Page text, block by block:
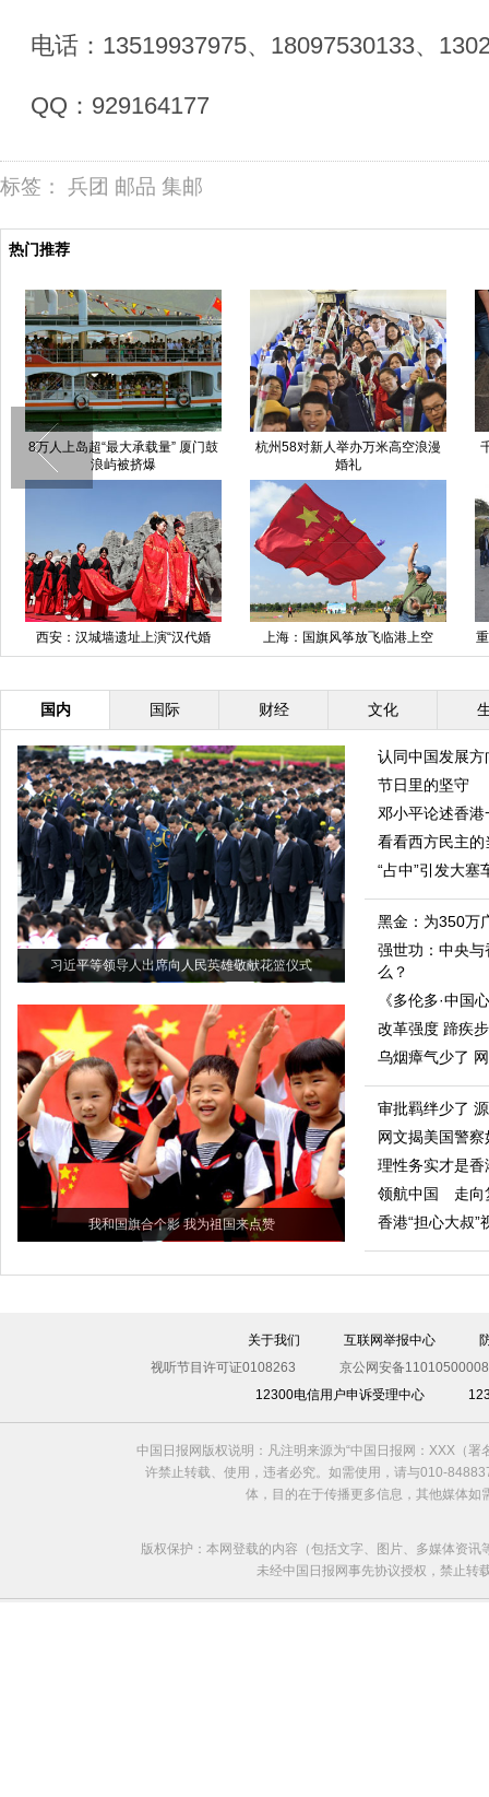
电话：13519937975、18097530133、
QQ：929164177
标签： 兵团 邮品 集邮
热门推荐
山东一男子用板车推86岁老母亲
逛游乐场感动游人
凤凰古城河道“清道夫”半日捞垃圾
近800斤
“90后”国旗手是如何炼成的 温州高速现小轿车拖拽直升机
国内 国际 财经 文化
习近平等领导人出席向人民英雄敬献花篮仪式
我和国旗合个影 我为祖国来点赞
认同中国发展方
节日里的坚守
邓小平论述香港
看看西方民主的
“占中”引发大塞
黑金：为350万
强世功：中央
么？
《多伦多·中国
改革强度 蹄疾
乌烟瘴气少了
审批羁绊少了
网文揭美国警
理性务实才是
领航中国 走向
香港“担心大叔”
关于我们 互联网举报中心
视听节目许可证0108263
京公网安备
12300电信用户申诉受理中心
中国日报网版权说明：凡注明来源为“中国日报网：XXX（
许禁止转载、使用，违者必究。如需使用，请与010-
体，目的在于传播更多信息，其他媒体
版权保护：本网登载的内容（包括文字、图片、多媒体资
未经中国日报网事先协议授权，禁止转